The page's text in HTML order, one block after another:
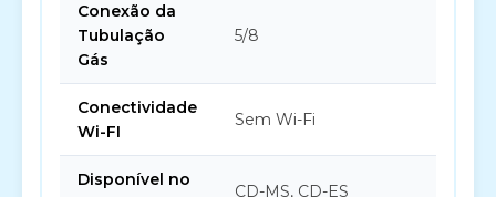
Conexão da
Tubulação
Gás
5/8
Conectividade
Wi-FI
Sem Wi-Fi
Disponível no
CD-MS, CD-ES